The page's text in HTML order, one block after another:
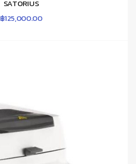
SATORIUS
฿125,000.00